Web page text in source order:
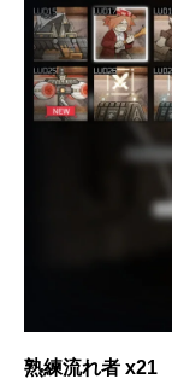
熟練流れ者 x21